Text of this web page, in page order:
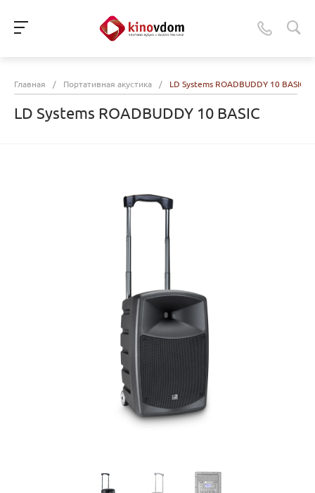
Главная / Портативная акустика / LD Systems ROADBUDDY 10 BASIC
LD Systems ROADBUDDY 10 BASIC